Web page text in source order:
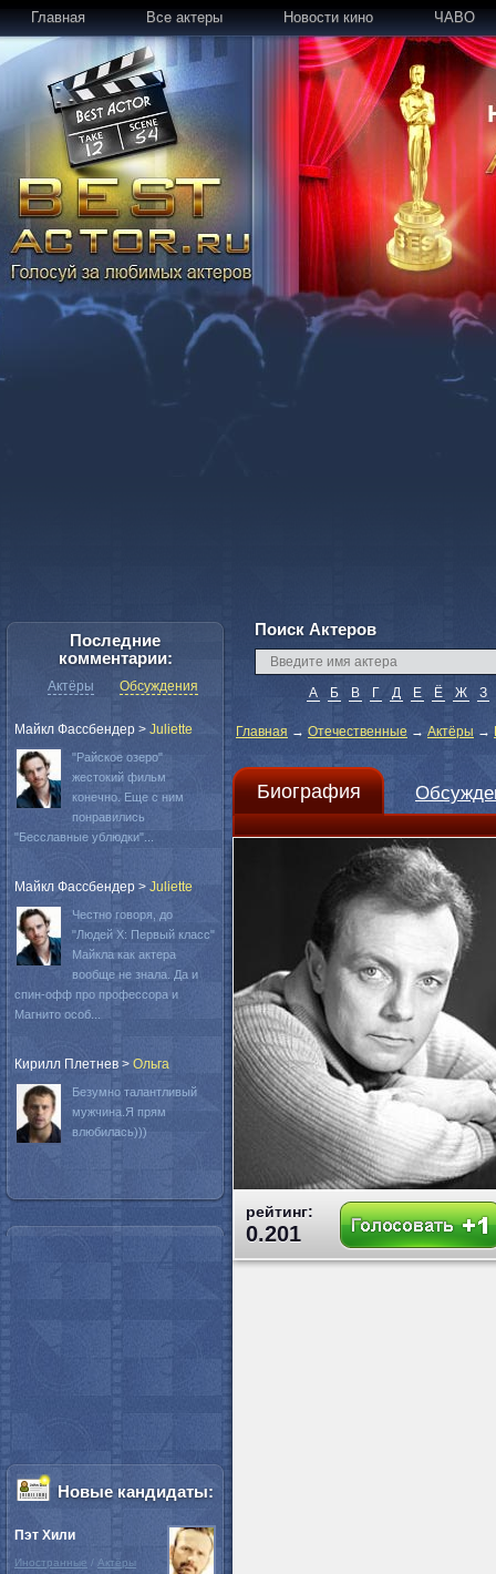
Главная Все актеры Новости кино ЧАВО
Поиск Актеров
А Б В Г Д Е Ё Ж З
Главная → Отечественные → Актёры →
Биография
рейтинг:
0.201
Последние
комментарии:
Актёры Обсуждения
Майкл Фассбендер > Juliette
"Райское озеро"
жестокий фильм
конечно. Еще с ним
понравились
"Бесславные ублюдки"...
Майкл Фассбендер > Juliette
Честно говоря, до
"Людей Х: Первый класс"
Майкла как актера
вообще не знала. Да и
спин-офф про профессора и
Магнито особ...
Кирилл Плетнев > Oльга
Безумно талантливый
мужчина.Я прям
влюбилась)))
Новые кандидаты:
Пэт Хили
Иностранные / Актёры